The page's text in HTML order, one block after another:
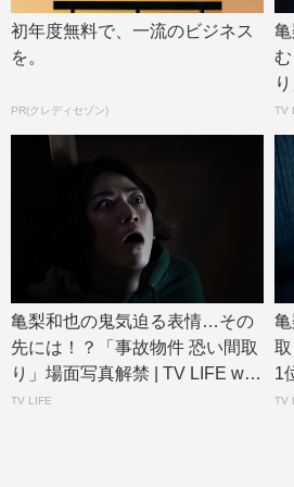
初年度無料で、一流のビジネス
を。
PR(クレディセゾン) TV
亀梨和也の鬼気迫る表情…その
先には！？「事故物件 恐い間取
り」場面写真解禁 | TV LIFE w
e...
TV LIFE
1
TV